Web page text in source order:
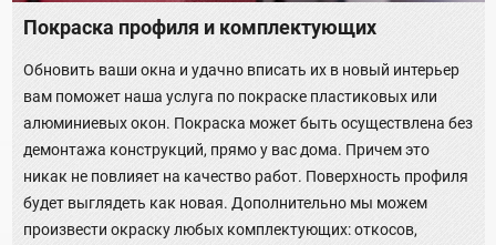
Покраска профиля и комплектующих
Обновить ваши окна и удачно вписать их в новый интерьер
вам поможет наша услуга по покраске пластиковых или
алюминиевых окон. Покраска может быть осуществлена без
демонтажа конструкций, прямо у вас дома. Причем это
никак не повлияет на качество работ. Поверхность профиля
будет выглядеть как новая. Дополнительно мы можем
произвести окраску любых комплектующих: откосов,